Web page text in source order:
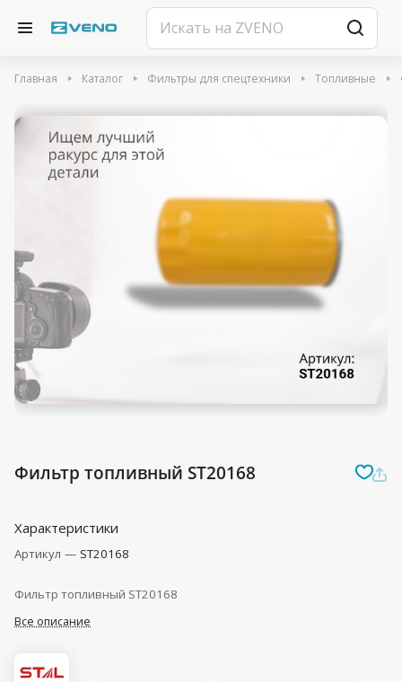
Главная Каталог Фильтры для спецтехники Топливные
Фильтр топливный ST20168
Характеристики
Артикул — ST20168
Фильтр топливный ST20168
Все описание